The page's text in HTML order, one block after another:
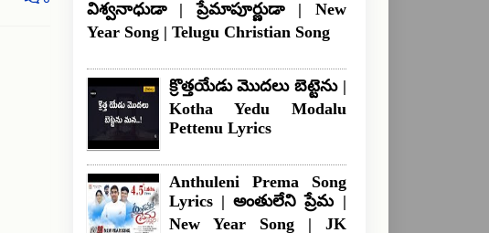
విశ్వనాధుడా | ప్రేమాపూర్ణుడా | New
Year Song | Telugu Christian Song
క్రొత్తయేడు మొదలు బెట్టెను |
Kotha Yedu Modalu
Pettenu Lyrics
Anthuleni Prema Song
Lyrics | అంతులేని ప్రేమ |
New Year Song | JK